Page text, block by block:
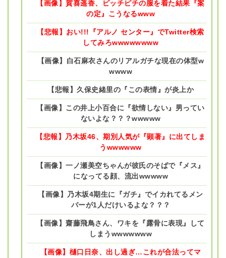
【画像】賀喜遥香、ピッチピチの服を着た結果『案
の定』こうなるwww
【悲報】おい!!!『アルノ センター』でTwitter検索
してみろwwwwwwww
【画像】白石麻衣さんのリアルガチな現在の体型w
wwww
【悲報】久保史緒里の『この表情』が炎上か
【画像】この井上小百合に『欲情しない』男ってい
ないよな？？？wwwww
【悲報】乃木坂46、期別人気が『顕著』に出てしま
うwwwwww
【画像】一ノ瀬美空ちゃんが彼氏のそばで『メス』
になってる顔、流出wwwww
【画像】乃木坂4期生に『ガチ』でイカれてるメン
バーが1人だけいるよな？？？
【画像】齋藤飛鳥さん、ワキを『露骨に表現』して
しまうwwwwwww
【画像】樋口日奈、出し過ぎ…これが合法ってマ